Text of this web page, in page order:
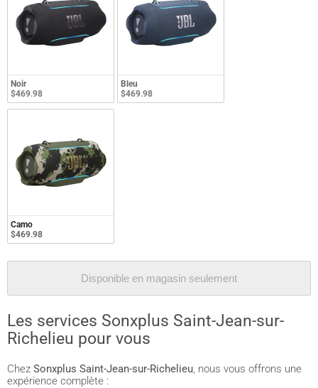
Noir
$469.98
Bleu
$469.98
Camo
$469.98
Disponible en magasin seulement
Les services Sonxplus Saint-Jean-sur-
Richelieu pour vous
Chez Sonxplus Saint-Jean-sur-Richelieu, nous vous offrons une
expérience complète :